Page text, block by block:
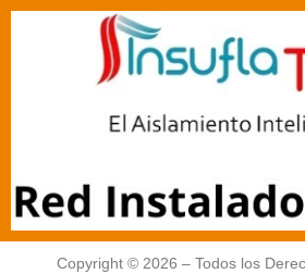
Copyright © 2026 – Todos los